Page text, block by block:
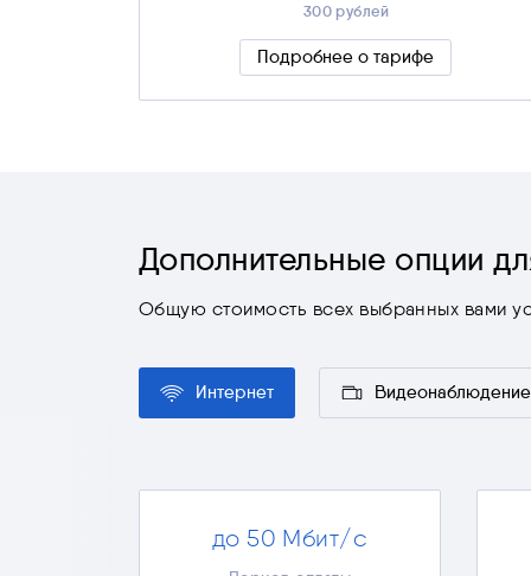
300 рублей
Подробнее о тарифе
Скрыть подробности
Дополнительные опции
Общую стоимость всех выбранных вами
Интернет Видеонаблюдение
до 50 Мбит/с
Просмотр видео в Full HD